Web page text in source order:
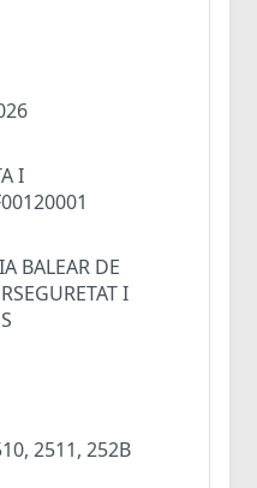
I
BALEAR DE
I
2511, 252B